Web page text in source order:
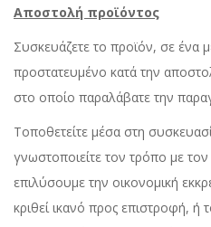
Αποστολή προϊόντος
Συσκευάζετε το προϊόν, σε ένα
προστατευμένο κατά την
στο οποίο παραλάβατε την
Τοποθετείτε μέσα στη
γνωστοποιείτε τον τρόπο με
επιλύσουμε την οικονομική
κριθεί ικανό προς επιστροφή,